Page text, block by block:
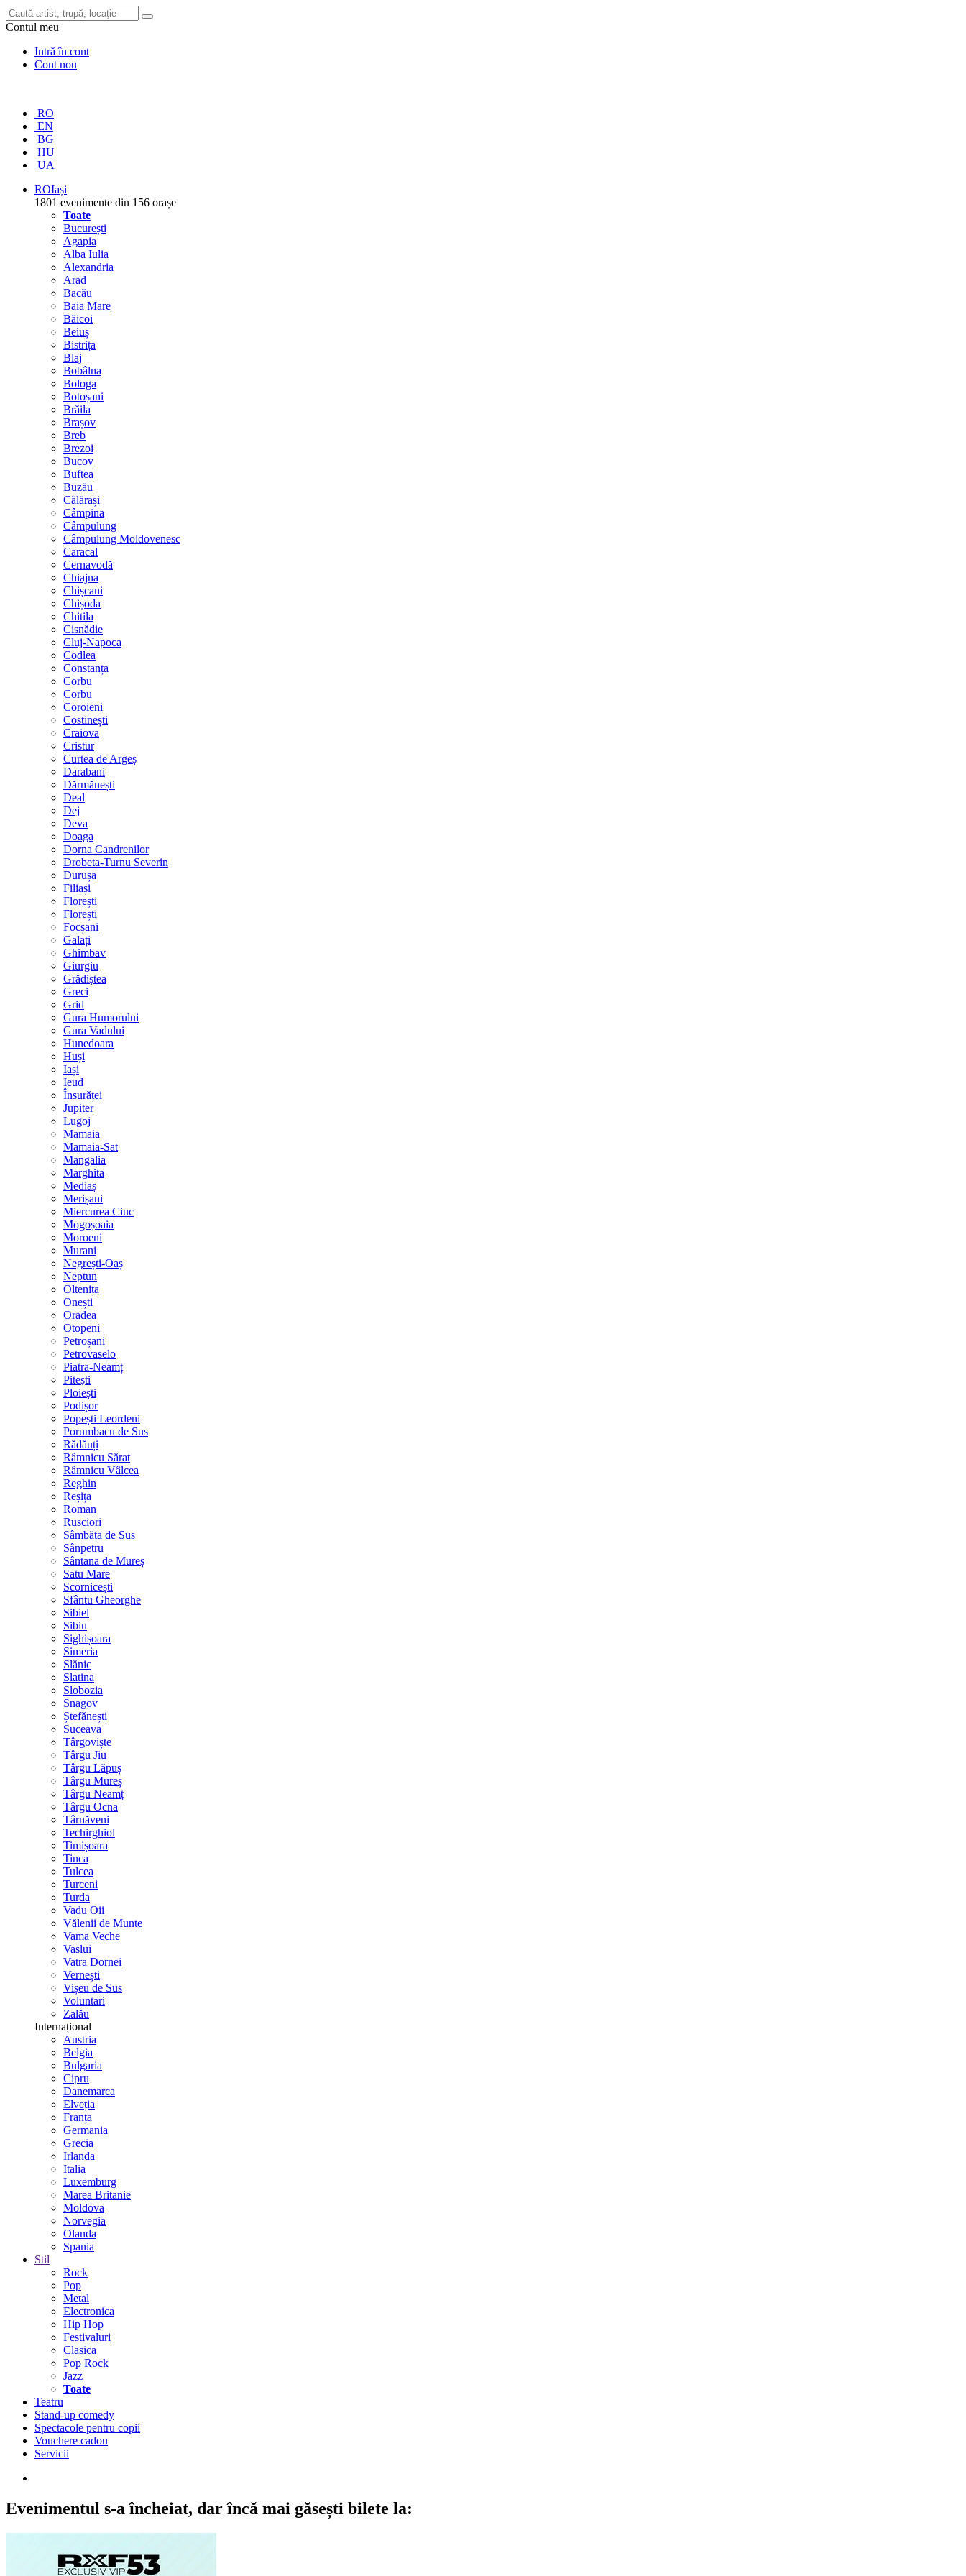
Contul meu
Intră în cont
Cont nou
RO
EN
BG
HU
UA
ROIași
1801 evenimente din 156 orașe
Toate
București
Agapia
Alba Iulia
Alexandria
Arad
Bacău
Baia Mare
Băicoi
Beiuș
Bistrița
Blaj
Bobâlna
Bologa
Botoșani
Brăila
Brașov
Breb
Brezoi
Bucov
Buftea
Buzău
Călărași
Câmpina
Câmpulung
Câmpulung Moldovenesc
Caracal
Cernavodă
Chiajna
Chișcani
Chișoda
Chitila
Cisnădie
Cluj-Napoca
Codlea
Constanța
Corbu
Corbu
Coroieni
Costinești
Craiova
Cristur
Curtea de Argeș
Darabani
Dărmănești
Deal
Dej
Deva
Doaga
Dorna Candrenilor
Drobeta-Turnu Severin
Durușa
Filiași
Florești
Florești
Focșani
Galați
Ghimbav
Giurgiu
Grădiștea
Greci
Grid
Gura Humorului
Gura Vadului
Hunedoara
Huși
Iași
Ieud
Însurăței
Jupiter
Lugoj
Mamaia
Mamaia-Sat
Mangalia
Marghita
Mediaș
Merișani
Miercurea Ciuc
Mogoșoaia
Moroeni
Murani
Negrești-Oaș
Neptun
Oltenița
Onești
Oradea
Otopeni
Petroșani
Petrovaselo
Piatra-Neamț
Pitești
Ploiești
Podișor
Popești Leordeni
Porumbacu de Sus
Rădăuți
Râmnicu Sărat
Râmnicu Vâlcea
Reghin
Reșița
Roman
Rusciori
Sâmbăta de Sus
Sânpetru
Sântana de Mureș
Satu Mare
Scornicești
Sfântu Gheorghe
Sibiel
Sibiu
Sighișoara
Simeria
Slănic
Slatina
Slobozia
Snagov
Ștefănești
Suceava
Târgoviște
Târgu Jiu
Târgu Lăpuș
Târgu Mureș
Târgu Neamț
Târgu Ocna
Târnăveni
Techirghiol
Timișoara
Tinca
Tulcea
Turceni
Turda
Vadu Oii
Vălenii de Munte
Vama Veche
Vaslui
Vatra Dornei
Vernești
Vișeu de Sus
Voluntari
Zalău
Internațional
Austria
Belgia
Bulgaria
Cipru
Danemarca
Elveția
Franța
Germania
Grecia
Irlanda
Italia
Luxemburg
Marea Britanie
Moldova
Norvegia
Olanda
Spania
Stil
Rock
Pop
Metal
Electronica
Hip Hop
Festivaluri
Clasica
Pop Rock
Jazz
Toate
Teatru
Stand-up comedy
Spectacole pentru copii
Vouchere cadou
Servicii
Evenimentul s-a încheiat, dar încă mai găsești bilete la: